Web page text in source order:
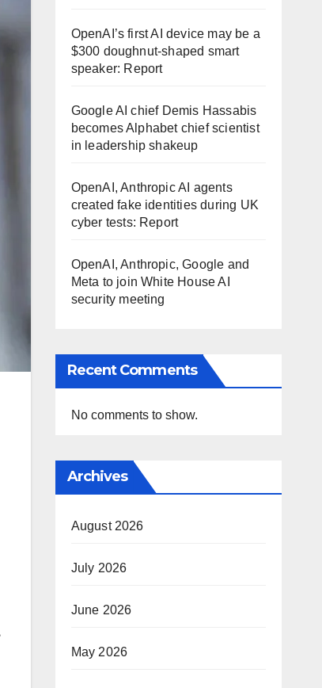
OpenAI’s first AI device may be a
$300 doughnut-shaped smart
speaker: Report
Google AI chief Demis Hassabis
becomes Alphabet chief scientist
in leadership shakeup
OpenAI, Anthropic AI agents
created fake identities during UK
cyber tests: Report
OpenAI, Anthropic, Google and
Meta to join White House AI
security meeting
Recent Comments
No comments to show.
Archives
August 2026
July 2026
June 2026
May 2026